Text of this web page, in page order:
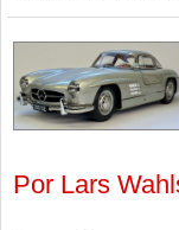
Por Lars